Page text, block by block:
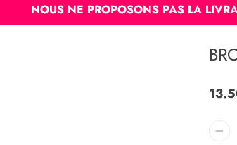
NOUS NE PROPOSONS PAS LA